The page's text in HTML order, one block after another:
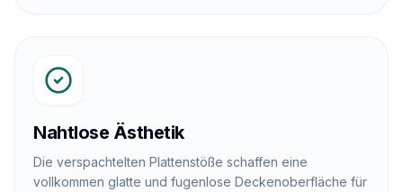
Nahtlose Ästhetik
Die verspachtelten Plattenstöße schaffen eine
vollkommen glatte und fugenlose Deckenoberfläche für